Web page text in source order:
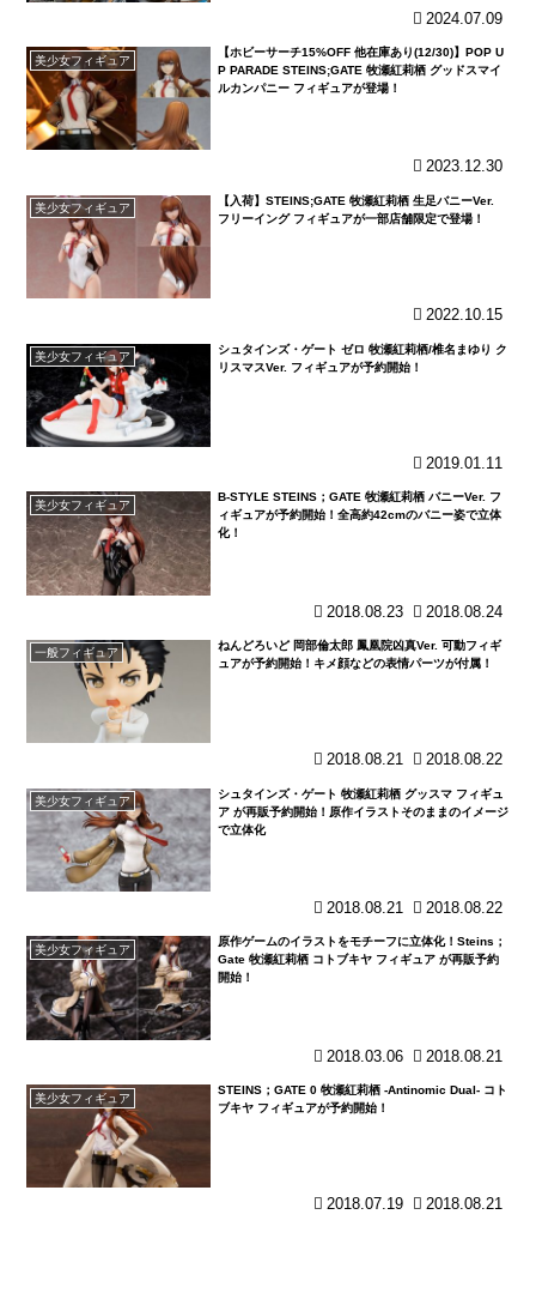
2024.07.09
美少女フィギュア
【ホビーサーチ15%OFF 他在庫あり(12/30)】POP U
P PARADE STEINS;GATE 牧瀬紅莉栖 グッドスマイ
ルカンパニー フィギュアが登場！
2023.12.30
美少女フィギュア
【入荷】STEINS;GATE 牧瀬紅莉栖 生足バニーVer.
フリーイング フィギュアが一部店舗限定で登場！
2022.10.15
美少女フィギュア
シュタインズ・ゲート ゼロ 牧瀬紅莉栖/椎名まゆり ク
リスマスVer. フィギュアが予約開始！
2019.01.11
美少女フィギュア
B-STYLE STEINS；GATE 牧瀬紅莉栖 バニーVer. フ
ィギュアが予約開始！全高約42cmのバニー姿で立体
化！
2018.08.23 2018.08.24
一般フィギュア
ねんどろいど 岡部倫太郎 鳳凰院凶真Ver. 可動フィギ
ュアが予約開始！キメ顔などの表情パーツが付属！
2018.08.21 2018.08.22
美少女フィギュア
シュタインズ・ゲート 牧瀬紅莉栖 グッスマ フィギュ
ア が再販予約開始！原作イラストそのままのイメージ
で立体化
2018.08.21 2018.08.22
美少女フィギュア
原作ゲームのイラストをモチーフに立体化！Steins；
Gate 牧瀬紅莉栖 コトブキヤ フィギュア が再販予約
開始！
2018.03.06 2018.08.21
美少女フィギュア
STEINS；GATE 0 牧瀬紅莉栖 -Antinomic Dual- コト
ブキヤ フィギュアが予約開始！
2018.07.19 2018.08.21